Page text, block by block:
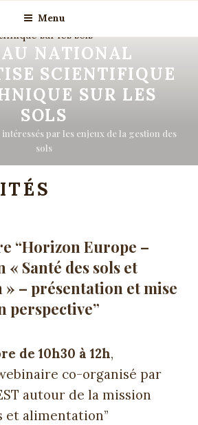
NATIONAL
SCIENTIFIQUE
SUR LES
SOLS
par les enjeux de la gestion des
sols
Menu
“Horizon Europe –
« Santé des sols et
– présentation et mise
perspective”
de 10h30 à 12h,
co-organisé par
autour de la mission
et alimentation”